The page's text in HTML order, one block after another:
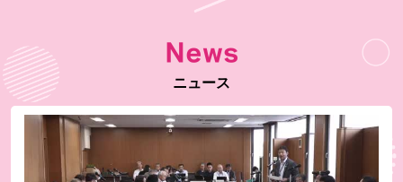
再放送
波うららかに、めおと日和
7/30(木)〜8/12(水) 月～金 午後1時50分
News
ニュース